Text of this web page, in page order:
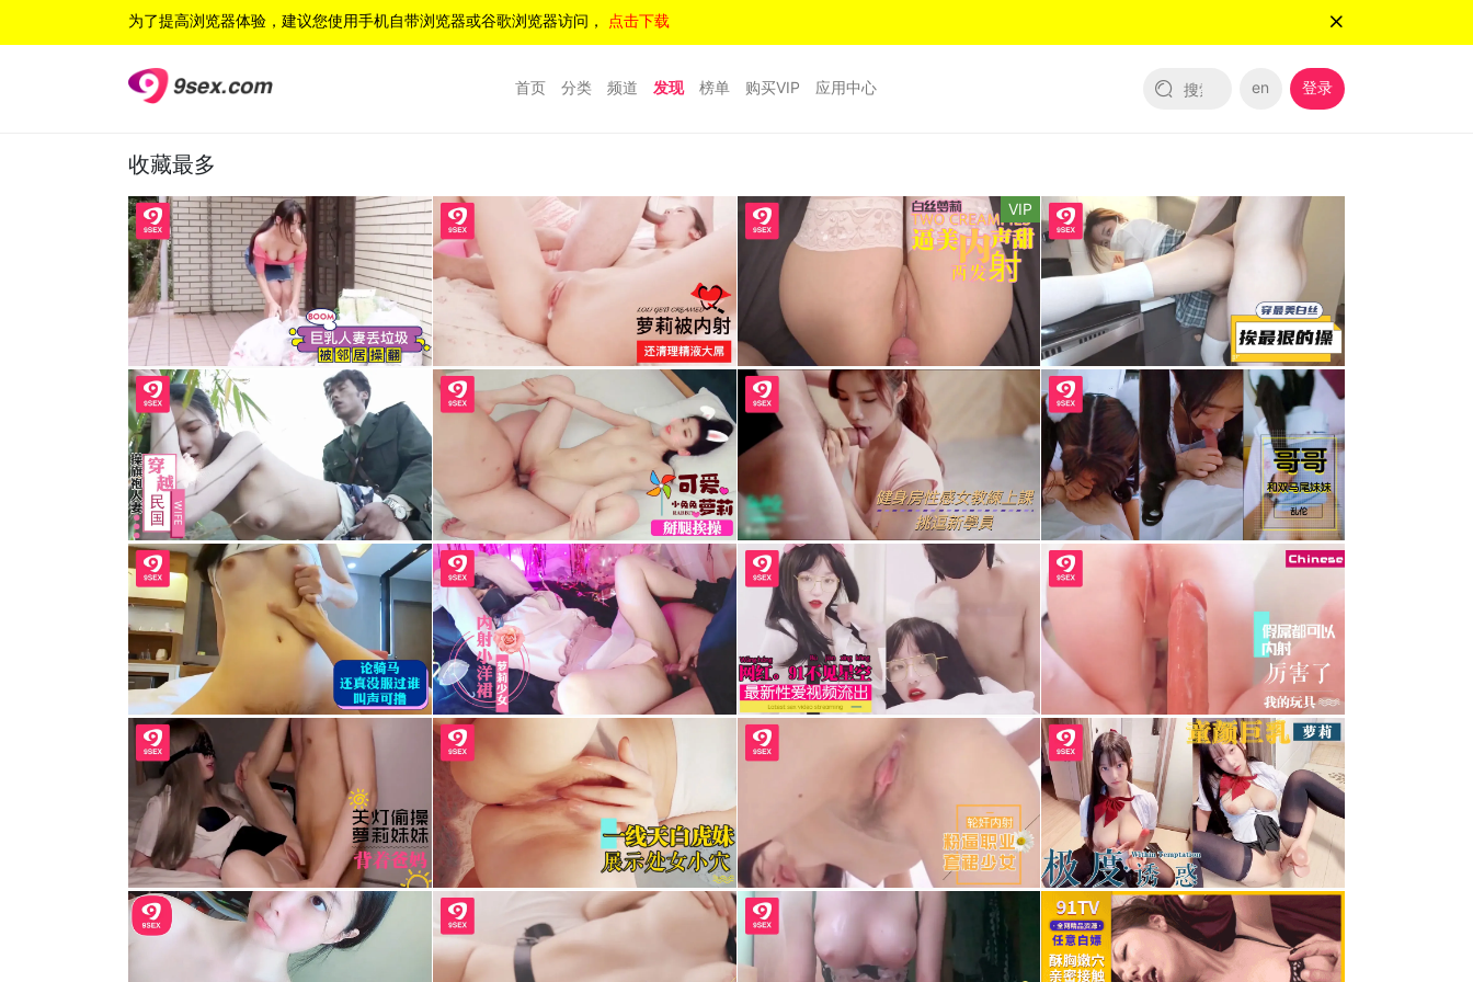
为了提高浏览器体验，建议您使用手机自带浏览器或谷歌浏览器访问， 点击下载
首页 分类 频道 发现 榜单 购买VIP 应用中心 en 登录
收藏最多
VIP